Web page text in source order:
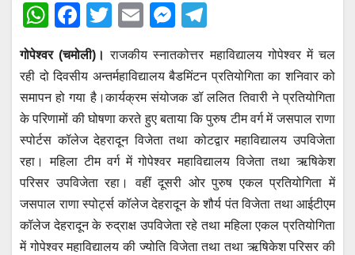
W
at
s
A
p
p
F
a
c
e
b
o
o
k
T
tt
er
E
ail
M
e
ss
e
n
g
er
e
gr
a
m
गोपेश्वर (चमोली)। राजकीय स्नातकोत्तर महाविद्यालय गोपेश्वर में चल
रही दो दिवसीय अन्तर्महाविद्यालय बैडमिंटन प्रतियोगिता का शनिवार को
समापन हो गया है।कार्यक्रम संयोजक डॉ ललित तिवारी ने प्रतियोगिता
के परिणामों की घोषणा करते हुए बताया कि पुरुष टीम वर्ग में जसपाल राणा
स्पोर्टस कॉलेज देहरादून विजेता तथा कोटद्वार महाविद्यालय उपविजेता
रहा। महिला टीम वर्ग में गोपेश्वर महाविद्यालय विजेता तथा ऋषिकेश
परिसर उपविजेता रहा। वहीं दूसरी ओर पुरुष एकल प्रतियोगिता में
जसपाल राणा स्पोर्ट्स कॉलेज देहरादून के शौर्य पंत विजेता तथा आईटीएम
कॉलेज देहरादून के रुद्राक्ष उपविजेता रहे तथा महिला एकल प्रतियोगिता
में गोपेश्वर महाविद्यालय की ज्योति विजेता तथा तथा ऋषिकेश परिसर की